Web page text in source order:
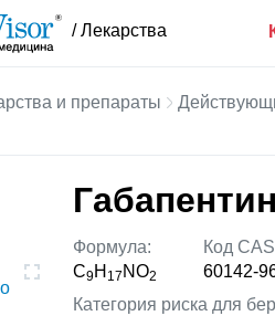
/ Лекарства
и препараты
Формула:
C9H 17 NO2
Код
60142-
Категория риска для